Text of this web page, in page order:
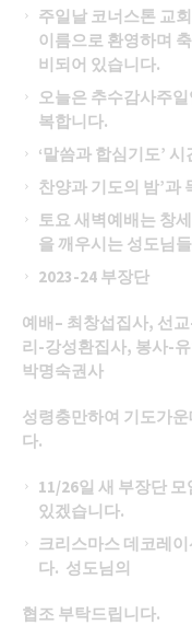
주일날 코너스톤 교
이름으로 환영하며
비되어 있습니다.
오늘은 추수감사주
복합니다.
‘말씀과 합심기도’
찬양과 기도의 밤’과
토요 새벽예배는 창
을 깨우시는 성도님
2023-24 부장단
예배– 최창섭집사, 선
리-강성환집사, 봉사-
박명숙권사
성령충만하여 기도가
다.
11/26일 새 부장단
있겠습니다.
크리스마스 데코레
다. 성도님의
협조 부탁드립니다.